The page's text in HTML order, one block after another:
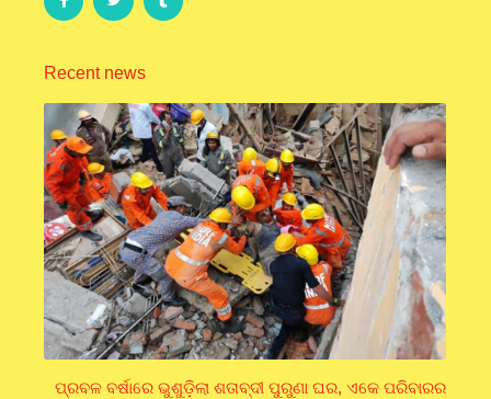
Recent news
ପ୍ରବଳ ବର୍ଷାରେ ଭୁଶୁଡ଼ିଲା ଶତାବ୍ଦୀ ପୁରୁଣା ଘର, ଏକେ ପରିବାରର